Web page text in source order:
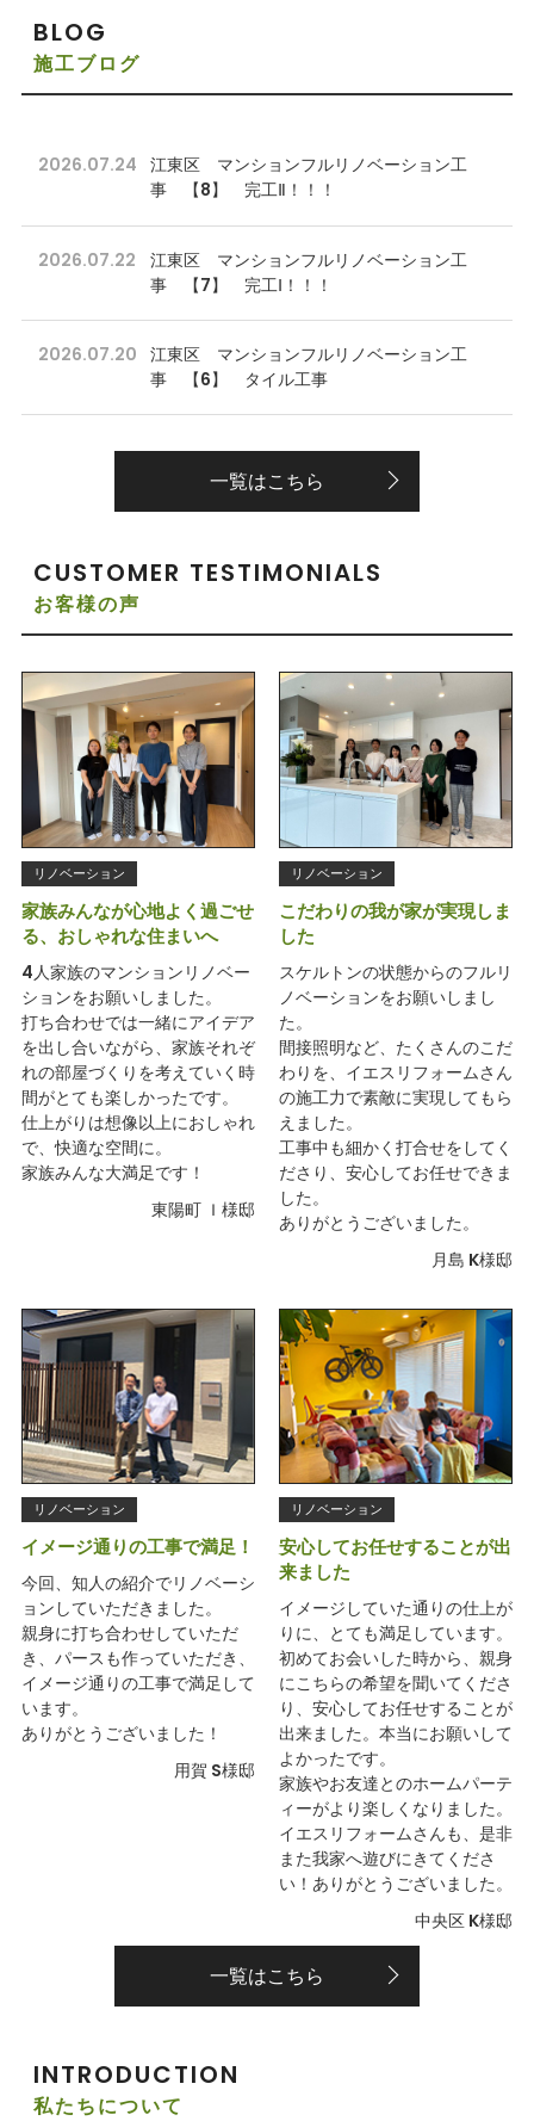
BLOG
施工ブログ
2026.07.24
江東区 マンションフルリノベーション工
事 【8】 完工Ⅱ！！！
2026.07.22
江東区 マンションフルリノベーション工
事 【7】 完工Ⅰ！！！
2026.07.20
江東区 マンションフルリノベーション工
事 【6】 タイル工事
一覧はこちら
CUSTOMER TESTIMONIALS
お客様の声
リノベーション
家族みんなが心地よく過ごせ
る、おしゃれな住まいへ
4人家族のマンションリノベー
ションをお願いしました。
打ち合わせでは一緒にアイデア
を出し合いながら、家族それぞ
れの部屋づくりを考えていく時
間がとても楽しかったです。
仕上がりは想像以上におしゃれ
で、快適な空間に。
家族みんな大満足です！
東陽町 Ｉ様邸
リノベーション
こだわりの我が家が実現しま
した
スケルトンの状態からのフルリ
ノベーションをお願いしまし
た。
間接照明など、たくさんのこだ
わりを、イエスリフォームさん
の施工力で素敵に実現してもら
えました。
工事中も細かく打合せをしてく
ださり、安心してお任せできま
した。
ありがとうございました。
月島 K様邸
リノベーション
イメージ通りの工事で満足！
今回、知人の紹介でリノベーシ
ョンしていただきました。
親身に打ち合わせしていただ
き、パースも作っていただき、
イメージ通りの工事で満足して
います。
ありがとうございました！
用賀 S様邸
リノベーション
安心してお任せすることが出
来ました
イメージしていた通りの仕上が
りに、とても満足しています。
初めてお会いした時から、親身
にこちらの希望を聞いてくださ
り、安心してお任せすることが
出来ました。本当にお願いして
よかったです。
家族やお友達とのホームパーテ
ィーがより楽しくなりました。
イエスリフォームさんも、是非
また我家へ遊びにきてくださ
い！ありがとうございました。
中央区 K様邸
一覧はこちら
INTRODUCTION
私たちについて